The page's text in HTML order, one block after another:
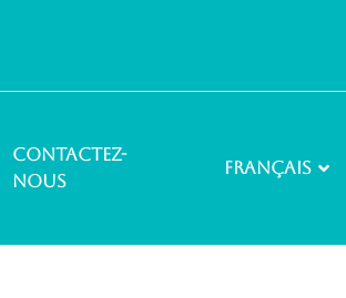
Contactez-
nous
Français